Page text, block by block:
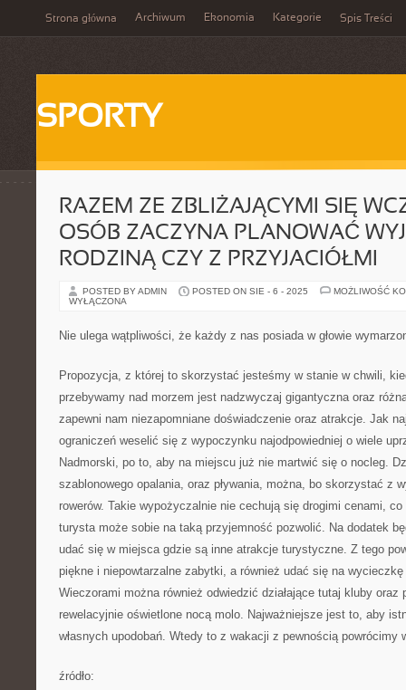
Strona główna Archiwum Ekonomia Kategorie Spis Treści
SPORTY
RAZEM ZE ZBLIŻAJĄCYMI SIĘ
OSÓB ZACZYNA PLANOWAĆ
RODZINĄ CZY Z PRZYJACIÓŁMI
POSTED BY ADMIN POSTED ON SIE - 6 - 2025
MOŻLIWOŚĆ
WYŁĄCZONA
Nie ulega wątpliwości, że każdy z nas posiada w głowie
Propozycja, z której to skorzystać jesteśmy w stanie w chwili,
przebywamy nad morzem jest nadzwyczaj gigantyczna oraz
zapewni nam niezapomniane doświadczenie oraz atrakcje. Jak
ograniczeń weselić się z wypoczynku najodpowiedniej o wiele
Nadmorski, po to, aby na miejscu już nie martwić się o nocleg.
szablonowego opalania, oraz pływania, można, bo skorzystać z
rowerów. Takie wypożyczalnie nie cechują się drogimi cenami,
turysta może sobie na taką przyjemność pozwolić. Na dodatek
udać się w miejsca gdzie są inne atrakcje turystyczne. Z tego
piękne i niepowtarzalne zabytki, a również udać się na
Wieczorami można również odwiedzić działające tutaj kluby oraz
rewelacyjnie oświetlone nocą molo. Najważniejsze jest to, aby
własnych upodobań. Wtedy to z wakacji z pewnością powrócimy
źródło: